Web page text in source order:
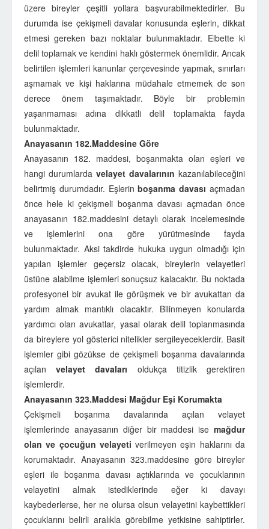
üzere bireyler çeşitli yollara başvurabilmektedirler. Bu
durumda ise çekişmeli davalar konusunda eşlerin, dikkat
etmesi gereken bazı noktalar bulunmaktadır. Elbette ki
delil toplamak ve kendini haklı göstermek önemlidir. Ancak
belirtilen işlemleri kanunlar çerçevesinde yapmak, sınırları
aşmamak ve kişi haklarına müdahale etmemek de son
derece önem taşımaktadır. Böyle bir problemin
yaşanmaması adına dikkatli delil toplamakta fayda
bulunmaktadır.
Anayasanın 182.Maddesine Göre
Anayasanın 182. maddesi, boşanmakta olan eşleri ve
hangi durumlarda velayet davalarının kazanılabileceğini
belirtmiş durumdadır. Eşlerinboşanma davası açmadan
önce hele ki çekişmeli boşanma davası açmadan önce
anayasanın 182.maddesini detaylı olarak incelemesinde
ve işlemlerini ona göre yürütmesinde fayda
bulunmaktadır. Aksi takdirde hukuka uygun olmadığı için
yapılan işlemler geçersiz olacak, bireylerin velayetleri
üstüne alabilme işlemleri sonuçsuz kalacaktır. Bu noktada
profesyonel bir avukat ile görüşmek ve bir avukattan da
yardım almak mantıklı olacaktır. Bilinmeyen konularda
yardımcı olan avukatlar, yasal olarak delil toplanmasında
da bireylere yol gösterici nitelikler sergileyeceklerdir. Basit
işlemler gibi gözükse de çekişmeli boşanma davalarında
açılanvelayet davaları oldukça titizlik gerektiren
işlemlerdir.
Anayasanın 323.Maddesi Mağdur Eşi Korumakta
Çekişmeli boşanma davalarında açılan velayet
işlemlerinde anayasanın diğer bir maddesi ise mağdur
olan ve çocuğun velayeti verilmeyen eşin haklarını da
korumaktadır. Anayasanın 323.maddesine göre bireyler
eşleri ile boşanma davası açtıklarında ve çocuklarının
velayetini almak istediklerinde eğer ki davayı
kaybederlerse, her ne olursa olsun velayetini kaybettikleri
çocuklarını belirli aralıkla görebilme yetkisine sahiptirler.